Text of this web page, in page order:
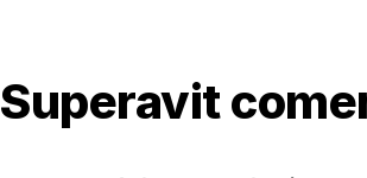
Superavit